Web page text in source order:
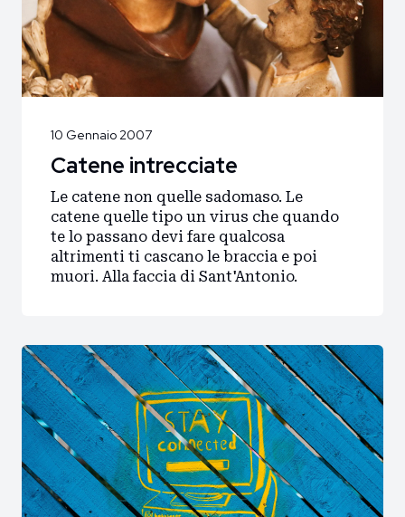
10 Gennaio 2007
Catene intrecciate
Le catene non quelle sadomaso. Le
catene quelle tipo un virus che quando
te lo passano devi fare qualcosa
altrimenti ti cascano le braccia e poi
muori. Alla faccia di Sant'Antonio.